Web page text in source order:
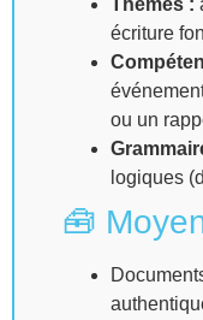
écriture
ou un
logiques
🧰